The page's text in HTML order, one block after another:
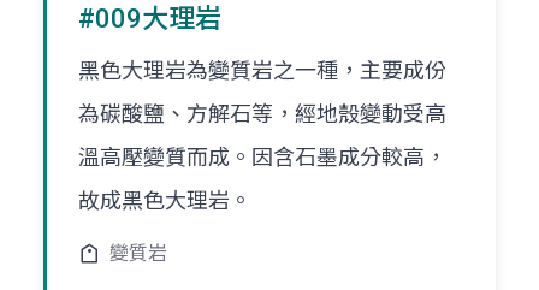
#009大理岩
黑色大理岩為變質岩之一種，主要成份
為碳酸鹽、方解石等，經地殼變動受高
溫高壓變質而成。因含石墨成分較高，
故成黑色大理岩。
變質岩